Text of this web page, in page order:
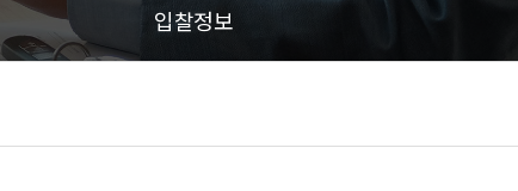
입찰정보